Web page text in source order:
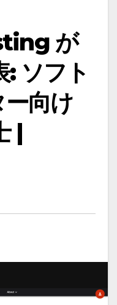
が
ソフト
向け
|